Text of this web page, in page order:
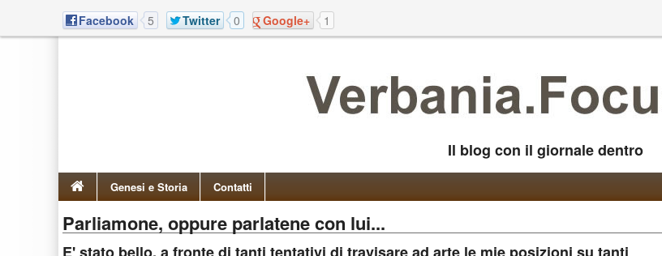
Facebook 5 Twitter 0 Google+ 1
Il blog con il giornale dentro
Genesi e Storia Contatti
Parliamone, oppure parlatene con lui...